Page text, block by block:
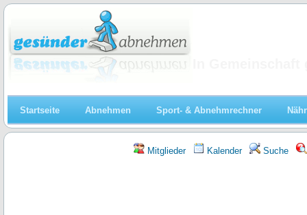
Startseite Abnehmen Sport- & Abnehmrechner
Mitglieder Kalender Suche